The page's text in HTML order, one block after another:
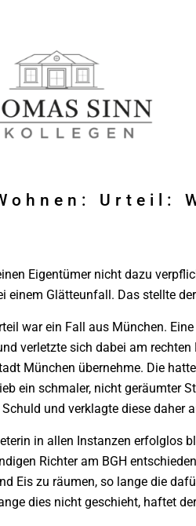
Urteil:
Eigentümer nicht dazu
einem Glätteunfall. Das stellte
war ein Fall aus München.
verletzte sich dabei am
München übernehme. Die
ein schmaler, nicht geräumter
und verklagte diese daher
in allen Instanzen erfolglos
Richter am BGH
Eis zu räumen, so lange die
dies nicht geschieht, haftet